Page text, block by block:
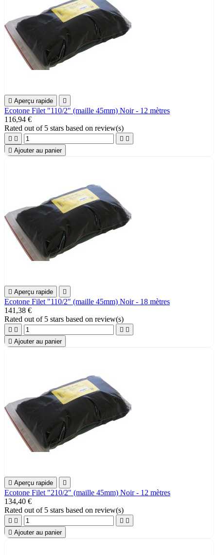
 Aperçu rapide 
Ecotone Filet "110/2" (maille 45mm) Noir - 12 mètres
116,94 €
Rated out of 5 stars based on review(s)
   
 Ajouter au panier
 Aperçu rapide 
Ecotone Filet "110/2" (maille 45mm) Noir - 18 mètres
141,38 €
Rated out of 5 stars based on review(s)
   
 Ajouter au panier
 Aperçu rapide 
Ecotone Filet "210/2" (maille 45mm) Noir - 12 mètres
134,40 €
Rated out of 5 stars based on review(s)
   
 Ajouter au panier